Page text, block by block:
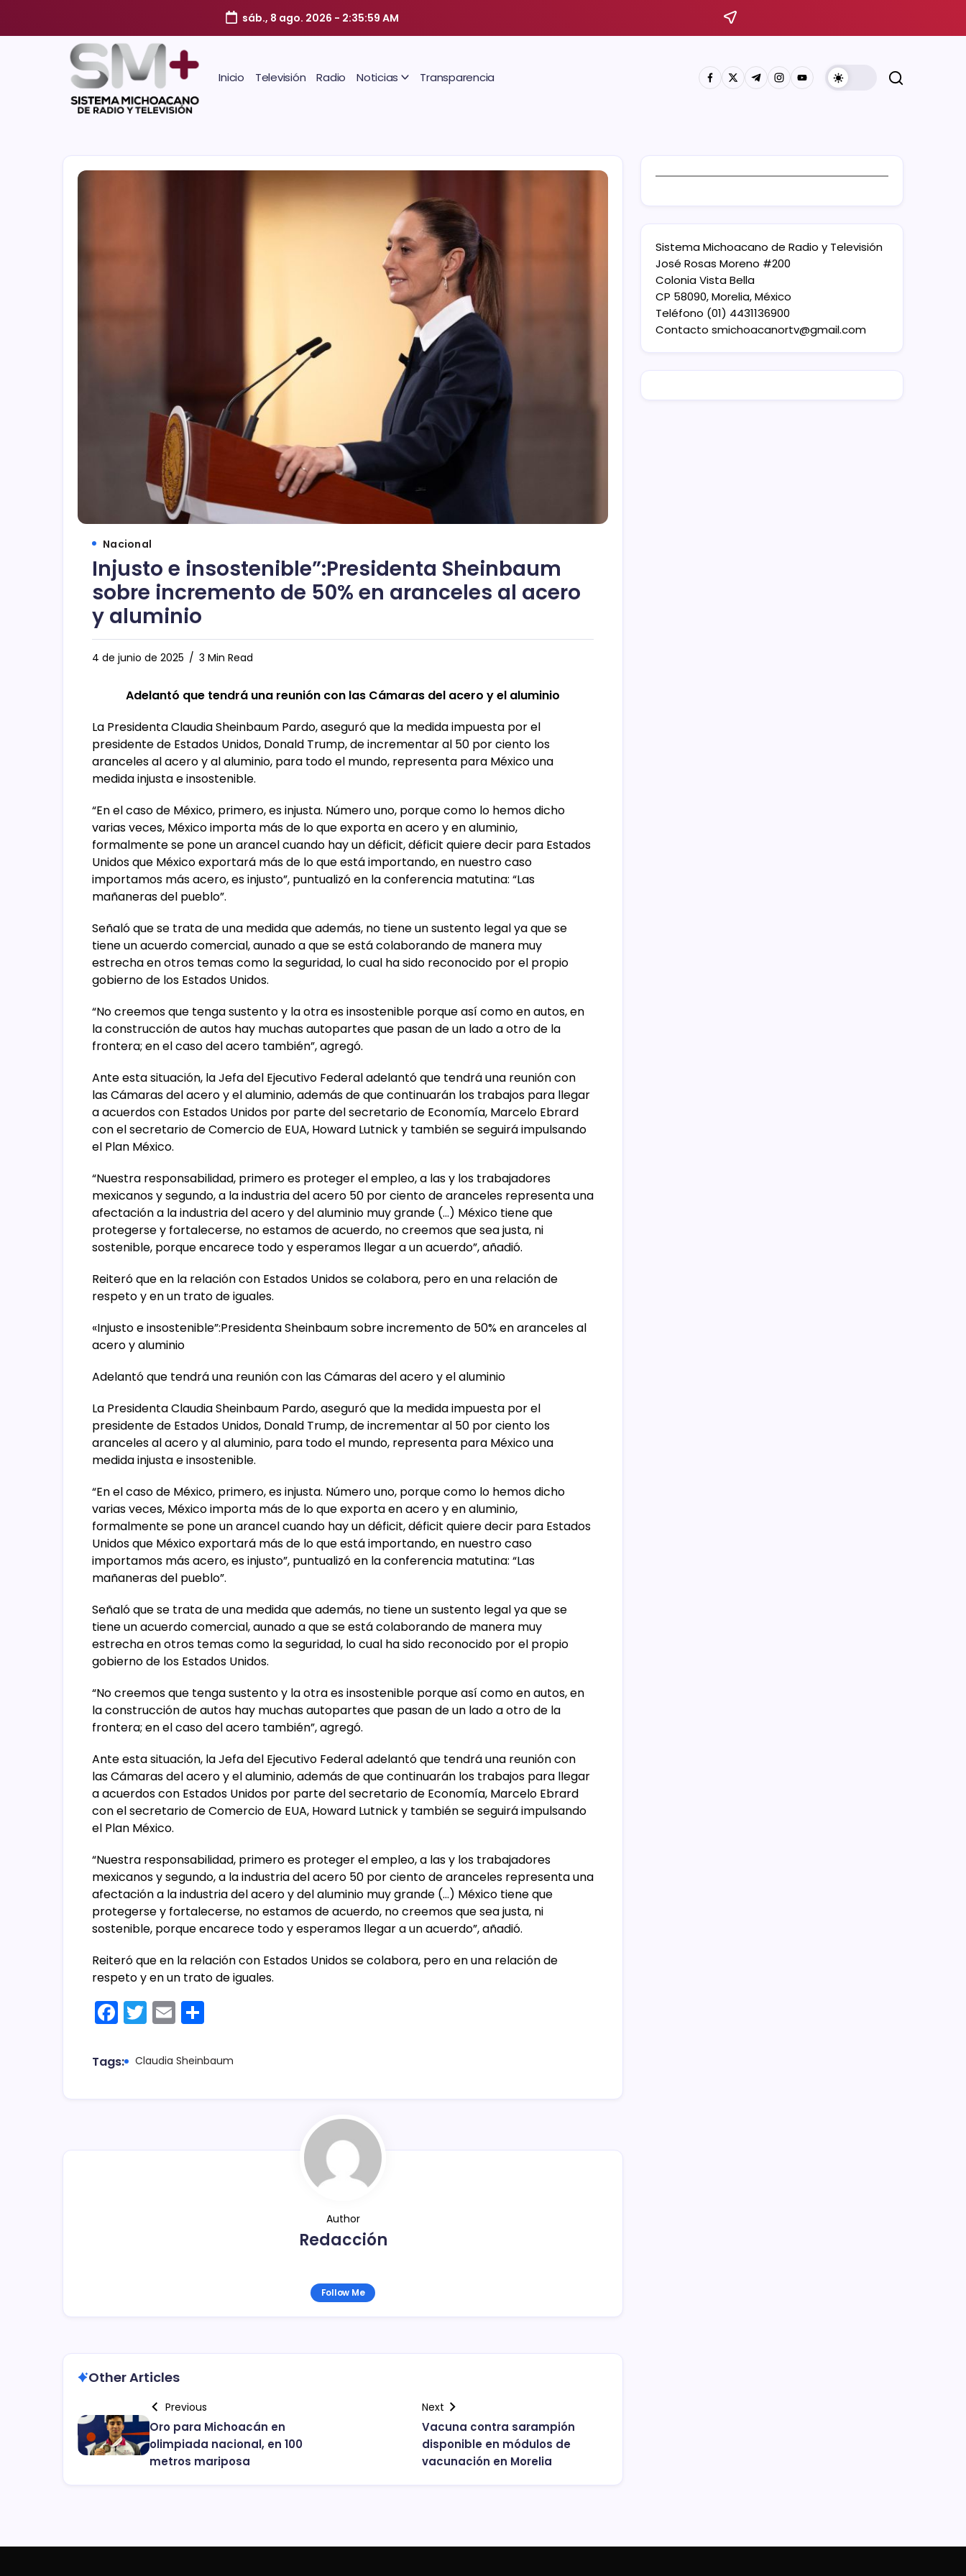
sáb., 8 ago. 2026 - 2:35:59 AM
Inicio Televisión Radio Noticias Transparencia
Nacional
Injusto e insostenible”:Presidenta Sheinbaum
sobre incremento de 50% en aranceles al acero
y aluminio
4 de junio de 2025 3 Min Read
Adelantó que tendrá una reunión con las Cámaras del acero y el aluminio
La Presidenta Claudia Sheinbaum Pardo, aseguró que la medida impuesta por el
presidente de Estados Unidos, Donald Trump, de incrementar al 50 por ciento los
aranceles al acero y al aluminio, para todo el mundo, representa para México una
medida injusta e insostenible.
“En el caso de México, primero, es injusta. Número uno, porque como lo hemos dicho
varias veces, México importa más de lo que exporta en acero y en aluminio,
formalmente se pone un arancel cuando hay un déficit, déficit quiere decir para Estados
Unidos que México exportará más de lo que está importando, en nuestro caso
importamos más acero, es injusto”, puntualizó en la conferencia matutina: “Las
mañaneras del pueblo”.
Señaló que se trata de una medida que además, no tiene un sustento legal ya que se
tiene un acuerdo comercial, aunado a que se está colaborando de manera muy
estrecha en otros temas como la seguridad, lo cual ha sido reconocido por el propio
gobierno de los Estados Unidos.
“No creemos que tenga sustento y la otra es insostenible porque así como en autos, en
la construcción de autos hay muchas autopartes que pasan de un lado a otro de la
frontera; en el caso del acero también”, agregó.
Ante esta situación, la Jefa del Ejecutivo Federal adelantó que tendrá una reunión con
las Cámaras del acero y el aluminio, además de que continuarán los trabajos para llegar
a acuerdos con Estados Unidos por parte del secretario de Economía, Marcelo Ebrard
con el secretario de Comercio de EUA, Howard Lutnick y también se seguirá impulsando
el Plan México.
“Nuestra responsabilidad, primero es proteger el empleo, a las y los trabajadores
mexicanos y segundo, a la industria del acero 50 por ciento de aranceles representa una
afectación a la industria del acero y del aluminio muy grande (…) México tiene que
protegerse y fortalecerse, no estamos de acuerdo, no creemos que sea justa, ni
sostenible, porque encarece todo y esperamos llegar a un acuerdo”, añadió.
Reiteró que en la relación con Estados Unidos se colabora, pero en una relación de
respeto y en un trato de iguales.
«Injusto e insostenible”:Presidenta Sheinbaum sobre incremento de 50% en aranceles al
acero y aluminio
Adelantó que tendrá una reunión con las Cámaras del acero y el aluminio
La Presidenta Claudia Sheinbaum Pardo, aseguró que la medida impuesta por el
presidente de Estados Unidos, Donald Trump, de incrementar al 50 por ciento los
aranceles al acero y al aluminio, para todo el mundo, representa para México una
medida injusta e insostenible.
“En el caso de México, primero, es injusta. Número uno, porque como lo hemos dicho
varias veces, México importa más de lo que exporta en acero y en aluminio,
formalmente se pone un arancel cuando hay un déficit, déficit quiere decir para Estados
Unidos que México exportará más de lo que está importando, en nuestro caso
importamos más acero, es injusto”, puntualizó en la conferencia matutina: “Las
mañaneras del pueblo”.
Señaló que se trata de una medida que además, no tiene un sustento legal ya que se
tiene un acuerdo comercial, aunado a que se está colaborando de manera muy
estrecha en otros temas como la seguridad, lo cual ha sido reconocido por el propio
gobierno de los Estados Unidos.
“No creemos que tenga sustento y la otra es insostenible porque así como en autos, en
la construcción de autos hay muchas autopartes que pasan de un lado a otro de la
frontera; en el caso del acero también”, agregó.
Ante esta situación, la Jefa del Ejecutivo Federal adelantó que tendrá una reunión con
las Cámaras del acero y el aluminio, además de que continuarán los trabajos para llegar
a acuerdos con Estados Unidos por parte del secretario de Economía, Marcelo Ebrard
con el secretario de Comercio de EUA, Howard Lutnick y también se seguirá impulsando
el Plan México.
“Nuestra responsabilidad, primero es proteger el empleo, a las y los trabajadores
mexicanos y segundo, a la industria del acero 50 por ciento de aranceles representa una
afectación a la industria del acero y del aluminio muy grande (…) México tiene que
protegerse y fortalecerse, no estamos de acuerdo, no creemos que sea justa, ni
sostenible, porque encarece todo y esperamos llegar a un acuerdo”, añadió.
Reiteró que en la relación con Estados Unidos se colabora, pero en una relación de
respeto y en un trato de iguales.
F
a
c
T
w
itt
E
m
ai m
Tags: Claudia Sheinbaum
Author
Redacción
Follow Me
Other Articles
Previous
Oro para Michoacán en
olimpiada nacional, en 100
metros mariposa
Next
Vacuna contra sarampión
disponible en módulos de
vacunación en Morelia
Sistema Michoacano de Radio y Televisión
José Rosas Moreno #200
Colonia Vista Bella
CP 58090, Morelia, México
Teléfono (01) 4431136900
Contacto smichoacanortv@gmail.com